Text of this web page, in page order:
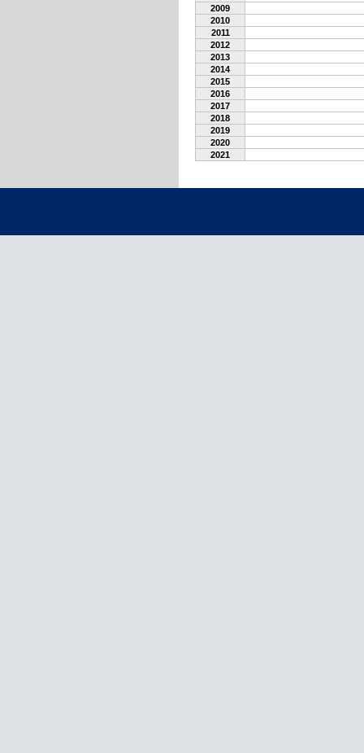
2009
2010
2011
2012
2013
2014
2015
2016
2017
2018
2019
2020
2021